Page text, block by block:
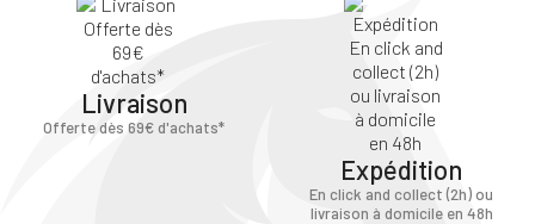
Livraison
Offerte dès 69€ d'achats*
Expédition
En click and collect (2h) ou
livraison à domicile en 48h